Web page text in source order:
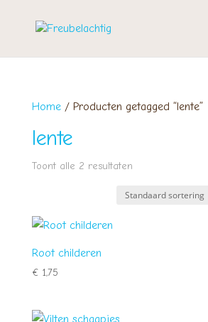
Home/ Producten getagged “lente”
lente
Toont alle 2 resultaten
Root childeren
€1,75